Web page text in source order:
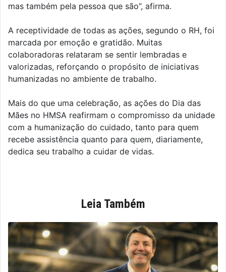
mas também pela pessoa que são”, afirma.
A receptividade de todas as ações, segundo o RH, foi
marcada por emoção e gratidão. Muitas
colaboradoras relataram se sentir lembradas e
valorizadas, reforçando o propósito de iniciativas
humanizadas no ambiente de trabalho.
Mais do que uma celebração, as ações do Dia das
Mães no HMSA reafirmam o compromisso da unidade
com a humanização do cuidado, tanto para quem
recebe assistência quanto para quem, diariamente,
dedica seu trabalho a cuidar de vidas.
Leia Também